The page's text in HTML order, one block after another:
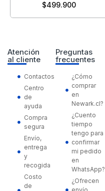
$499.900
Atención
al cliente
Contactos
Centro
de
ayuda
Compra
segura
Envío,
entrega
y
recogida
Costo
de
Preguntas
frecuentes
¿Cómo
comprar
en
Newark.cl?
¿Cuento
tiempo
tengo para
confirmar
mi pedido
en
WhatsApp?
¿Ofrecen